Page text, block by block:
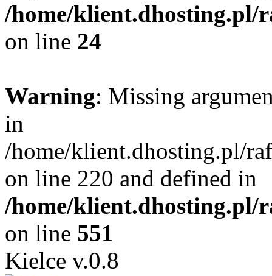
/home/klient.dhosting.pl/
on line 24
Warning: Missing
in
/home/klient.dhosting.pl/
on line 220 and defined in
/home/klient.dhosting.pl/
on line 551
Kielce v.0.8